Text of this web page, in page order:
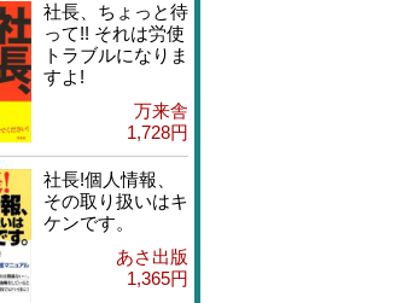
社長、ちょっと待
って!! それは労使
トラブルになりま
すよ!
万来舎
1,728円
社長!個人情報、
その取り扱いはキ
ケンです。
あさ出版
1,365円